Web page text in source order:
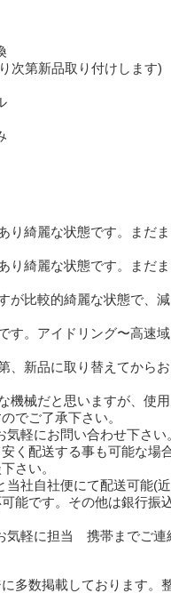
次第新品取り付けします)
り綺麗な状態です。まだ
り綺麗な状態です。まだ
が比較的綺麗な状態で、
す。アイドリング〜高速
、新品に取り替えてから
機械だと思いますが、使
でご了承下さい。
気軽にお問い合わせ下さい
く配送する事も可能な場
さい。
当社自社便にて配送可能(
能です。その他は銀行振
気軽に担当 携帯までご連
多数掲載しております。